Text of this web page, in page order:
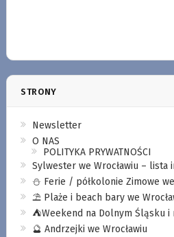
STRONY
Newsletter
O NAS
POLITYKA PRYWATNOŚCI
Sylwester we Wrocławiu –
⛄️ Ferie / półkolonie Zimowe
⛱️ Plaże i beach bary we
⛺️Weekend na Dolnym Śląsku
🔮 Andrzejki we Wrocławiu